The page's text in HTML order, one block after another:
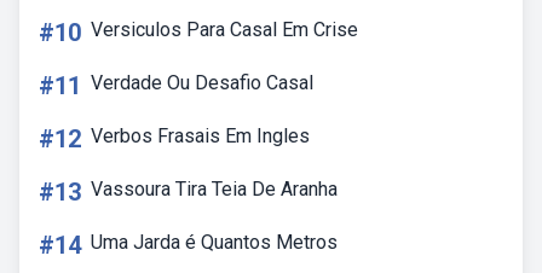
#10 Versiculos Para Casal Em Crise
#11 Verdade Ou Desafio Casal
#12 Verbos Frasais Em Ingles
#13 Vassoura Tira Teia De Aranha
#14 Uma Jarda é Quantos Metros